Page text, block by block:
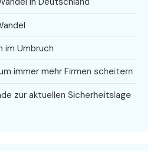
im Umbruch
immer mehr Firmen scheitern
zur aktuellen Sicherheitslage